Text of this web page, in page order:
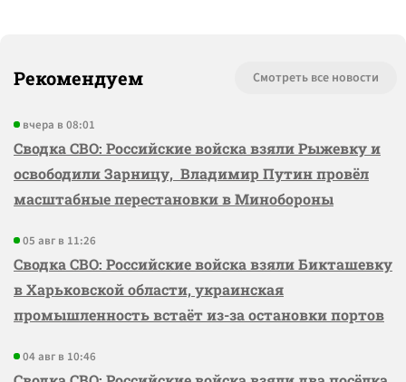
Рекомендуем Смотреть все новости
вчера в 08:01
Сводка СВО: Российские войска взяли Рыжевку и
освободили Зарницу, Владимир Путин провёл
масштабные перестановки в Минобороны
05 авг в 11:26
Сводка СВО: Российские войска взяли Бикташевку
в Харьковской области, украинская
промышленность встаёт из-за остановки портов
04 авг в 10:46